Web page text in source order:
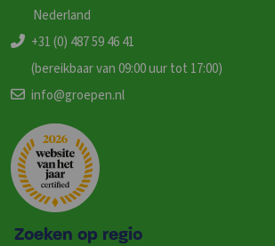
Nederland
+31 (0) 487 59 46 41
(bereikbaar van 09:00 uur tot 17:00)
info@groepen.nl
Zoeken op regio